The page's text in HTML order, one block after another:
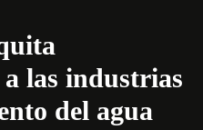
las industrias
del agua